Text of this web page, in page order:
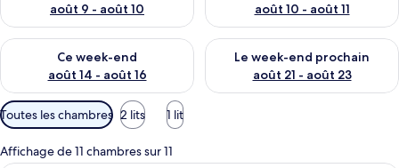
août 9 - août 10
août 10 - août 11
Ce week-end
août 14 - août 16
Vérifier la disponibilité pour ce week-end août 14 - août 16
Le week-end prochain
août 21 - août 23
Vérifier la disponibilité pour
Filtres
disponibles
pour
Toutes les chambres 2 lits 1 lit
Affichage de 11 chambres sur 11